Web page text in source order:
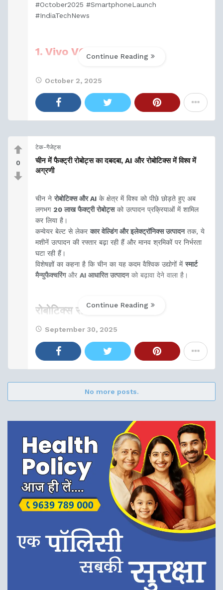
#October2025 #SmartphoneLaunch
#IndiaTechNews
1. Vivo V60e
लॉन्च तिथि:
7 अक्टूबर 2025
शक्तिशाली कैमरा और 6500mAh की दमदार बैटरी दी गई है। यह
मोबाइल फोटोग्राफी के शौकीनों के लिए
Continue Reading
October 2, 2025
0
टेक-गैजेट्स
चीन में फैक्ट्री रोबोट्स का दबदबा, AI और रोबोटिक्स में विश्व में
अग्रणी
चीन नेरोबोटिक्स और AI के क्षेत्र में विश्व को पीछे छोड़ते हुए अब
लगभग 20 लाख फैक्ट्री रोबोट्सको उत्पादन प्रक्रियाओं में शामिल
कर लिया है।
कन्वेयर बेल्ट से लेकरकार वेल्डिंग और इलेक्ट्रॉनिक्स उत्पादनतक, ये
मशीनें उत्पादन की रफ्तार बढ़ा रही हैं और मानव श्रमिकों पर निर्भरता
घटा रही हैं।
विशेषज्ञों का कहना है कि चीन का यह कदम वैश्विक उद्योगों मेंस्मार्ट
मैन्युफैक्चरिंगऔर AI आधारित उत्पादनको बढ़ावा देने वाला है।
रोबोटिक्स से बदलावContinue Reading
September 30, 2025
No more posts.